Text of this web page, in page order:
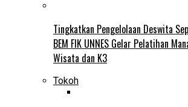
Tingkatkan Pengelolaan Deswita
BEM FIK UNNES Gelar Pelatihan
Wisata dan K3
Tokoh